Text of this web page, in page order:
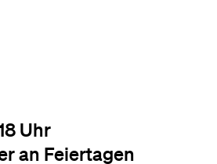
Uhr
an Feiertagen